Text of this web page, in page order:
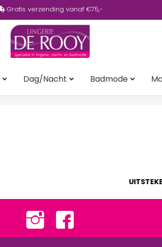
Gratis verzending vanaf €75,-
Dag/Nacht Badmode